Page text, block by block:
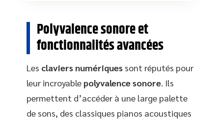
Polyvalence sonore et
fonctionnalités avancées
Les claviers numériques sont réputés pour
leur incroyable polyvalence sonore. Ils
permettent d’accéder à une large palette
de sons, des classiques pianos acoustiques